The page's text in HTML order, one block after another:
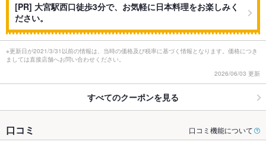
[PR] 大宮駅西口徒歩3分で、お気軽に日本料理をお楽しみく
ださい。
※更新日が2021/3/31以前の情報は、当時の価格及び税率に基づく情報となります。価格につき
ましては直接店舗へお問い合わせください。
2026/06/03 更新
すべてのクーポンを見る
口コミ 口コミ機能について